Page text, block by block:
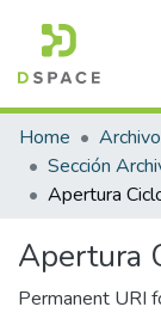
Communities &
All of DSpace
Statistics
Home
Sección
Apertura
Apertura
Permanent URI